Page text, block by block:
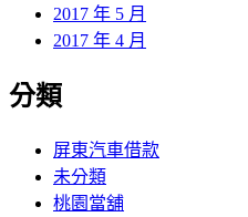
2017 年 5 月
2017 年 4 月
分類
屏東汽車借款
未分類
桃園當舖